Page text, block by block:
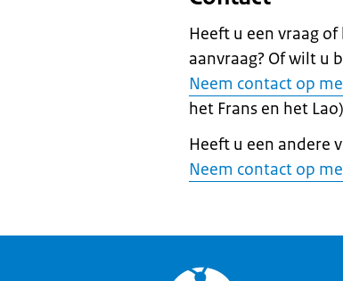
Heeft u een vraag
aanvraag? Of wilt u
Neem contact op
het Frans en het Lao)
Heeft u een andere
Neem contact op